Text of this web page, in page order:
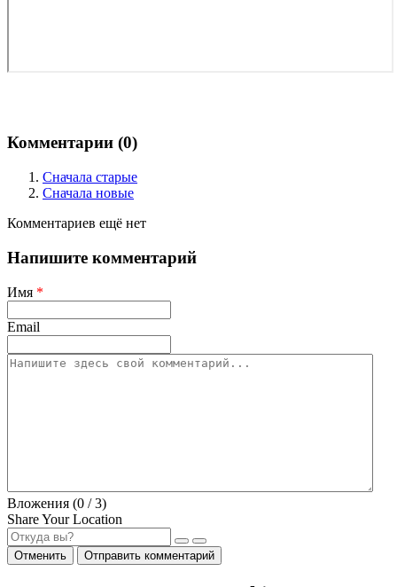
Комментарии (0)
Сначала старые
Сначала новые
Комментариев ещё нет
Напишите комментарий
Имя *
Email
Вложения (0 / 3)
Share Your Location
Отменить Отправить комментарий